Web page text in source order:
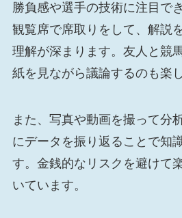
勝負感や選手の技術に注目で
観覧席で席取りをして、解説
理解が深まります。友人と競
紙を見ながら議論するのも楽
また、写真や動画を撮って分
にデータを振り返ることで知
す。金銭的なリスクを避けて
いています。